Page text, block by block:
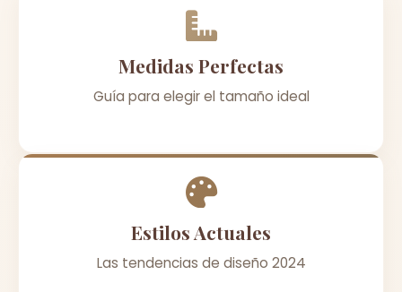
Medidas Perfectas
Guía para elegir el tamaño ideal
Estilos Actuales
Las tendencias de diseño 2024